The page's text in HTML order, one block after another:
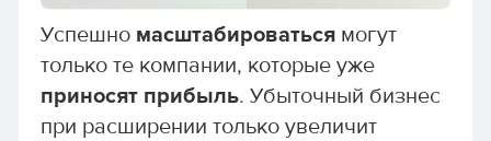
Успешно масштабироватьсямогут
только те компании, которые уже
приносят прибыль. Убыточный бизнес
при расширении только увеличит